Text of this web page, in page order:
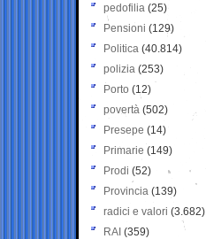
pedofilia (25)
Pensioni (129)
Politica (40.814)
polizia (253)
Porto (12)
povertà (502)
Presepe (14)
Primarie (149)
Prodi (52)
Provincia (139)
radici e valori (3.682)
RAI (359)